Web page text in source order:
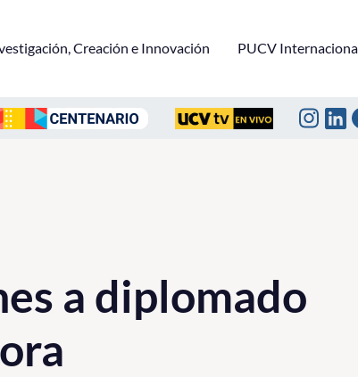
Creación e Innovación PUCV
a diplomado